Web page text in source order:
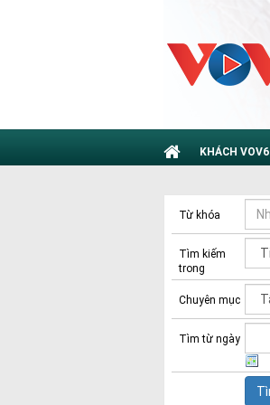
KHÁCH VOV6
Từ khóa
Tìm kiếm
trong
Chuyên mục
Tìm từ ngày